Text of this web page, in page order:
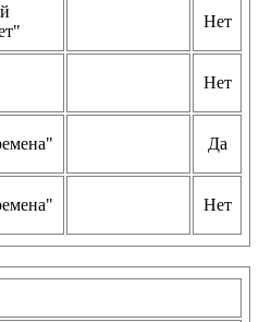
Нет
Нет
Да
Нет